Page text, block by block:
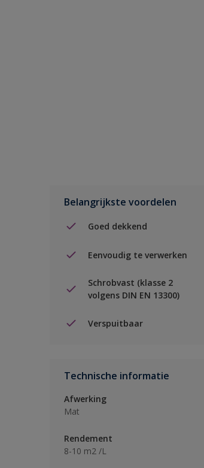
Belangrijkste voordelen
Goed dekkend
Eenvoudig te verwerken
Schrobvast (klasse 2
volgens DIN EN 13300)
Verspuitbaar
Technische informatie
Afwerking
Mat
Rendement
8-10 m2 /L